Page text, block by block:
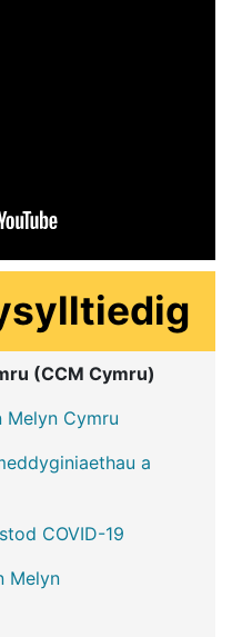
(CCM Cymru)
Melyn Cymru
a
COVID-19
Melyn